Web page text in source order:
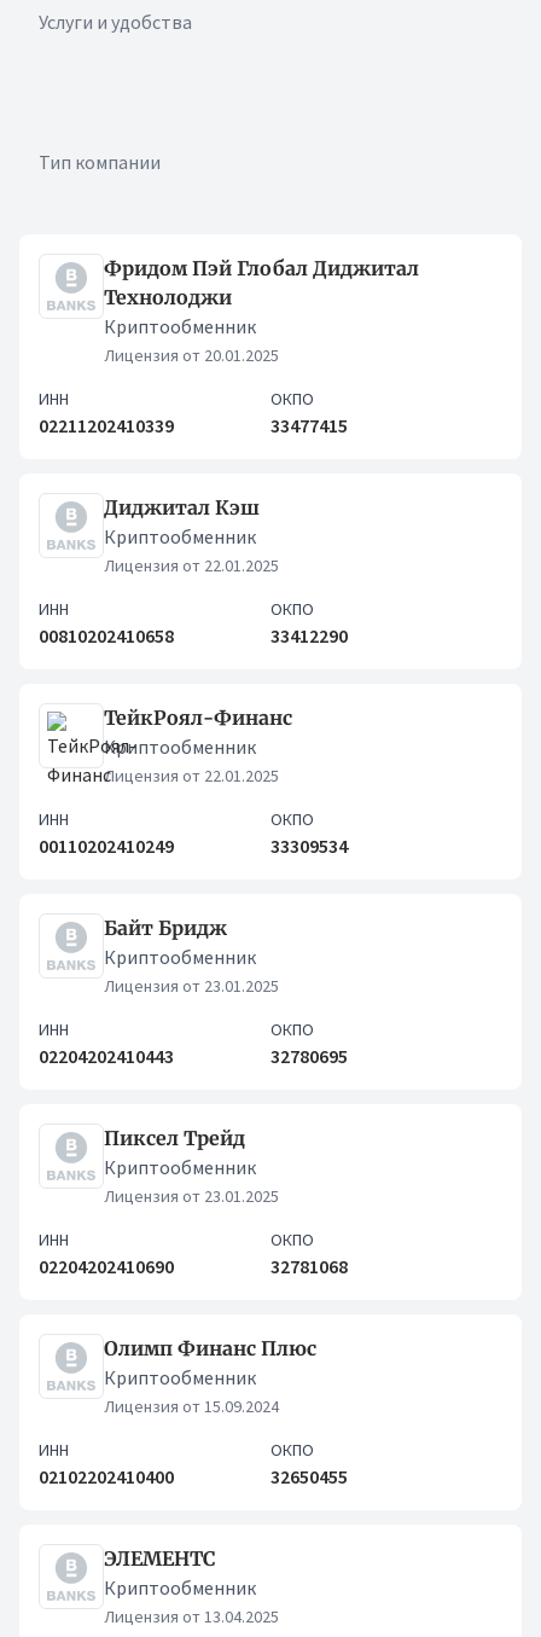
Услуги и удобства
Тип компании
Криптокомпании
Фридом Пэй Глобал Диджитал
Технолоджи
Криптообменник
Лицензия от 20.01.2025
ИНН
02211202410339
ОКПО
33477415
Диджитал Кэш
Криптообменник
Лицензия от 22.01.2025
ИНН
00810202410658
ОКПО
33412290
ТейкРоял-Финанс
Криптообменник
Лицензия от 22.01.2025
ИНН
00110202410249
ОКПО
33309534
Байт Бридж
Криптообменник
Лицензия от 23.01.2025
ИНН
02204202410443
ОКПО
32780695
Пиксел Трейд
Криптообменник
Лицензия от 23.01.2025
ИНН
02204202410690
ОКПО
32781068
Олимп Финанс Плюс
Криптообменник
Лицензия от 15.09.2024
ИНН
02102202410400
ОКПО
32650455
ЭЛЕМЕНТС
Криптообменник
Лицензия от 13.04.2025